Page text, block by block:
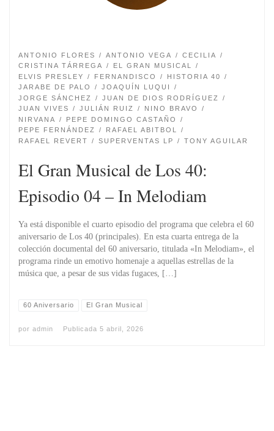
ANTONIO FLORES ANTONIO VEGA
CECILIA
CRISTINA TÁRREGA
EL GRAN MUSICAL
ELVIS PRESLEY
FERNANDISCO
HISTORIA 40
JARABE DE PALO
JOAQUÍN LUQUI
JORGE SÁNCHEZ
JUAN DE DIOS RODRÍGUEZ
JUAN VIVES
JULIÁN RUIZ
NINO BRAVO
NIRVANA
PEPE DOMINGO CASTAÑO
PEPE FERNÁNDEZ
RAFAEL ABITBOL
RAFAEL REVERT
SUPERVENTAS LP TONY AGUILAR
El Gran Musical de Los 40:
Episodio 04 – In Melodiam
Ya está disponible el cuarto episodio del programa que celebra el 60
aniversario de Los 40 (principales). En esta cuarta entrega de la
colección documental del 60 aniversario, titulada «In Melodiam», el
programa rinde un emotivo homenaje a aquellas estrellas de la
música que, a pesar de sus vidas fugaces, […]
60 Aniversario El Gran Musical
por admin Publicada 5 abril, 2026